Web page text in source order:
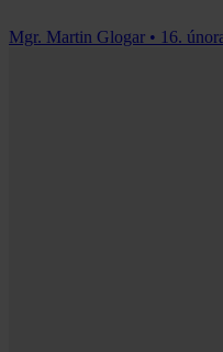
Mgr. Martin Glogar • 16.